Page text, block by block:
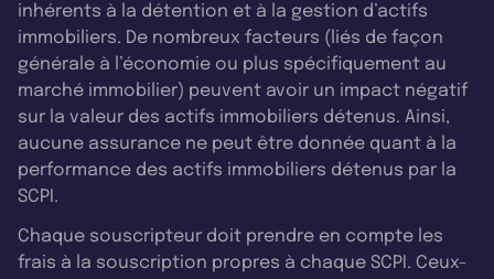
inhérents à la détention et à la gestion d’actifs
immobiliers. De nombreux facteurs (liés de façon
générale à l’économie ou plus spécifiquement au
marché immobilier) peuvent avoir un impact négatif
sur la valeur des actifs immobiliers détenus. Ainsi,
aucune assurance ne peut être donnée quant à la
performance des actifs immobiliers détenus par la
SCPI.
Chaque souscripteur doit prendre en compte les
frais à la souscription propres à chaque SCPI. Ceux-